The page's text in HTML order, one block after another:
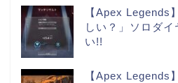
【Apex Legends
しい？」ソロダ
い!!
【Apex Legends